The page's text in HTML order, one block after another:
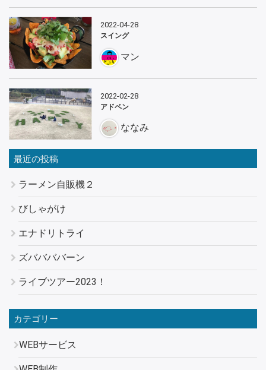
2022-04-28
スイング
マン
2022-02-28
アドベン
ななみ
最近の投稿
ラーメン自販機２
びしゃがけ
エナドリトライ
ズババババーン
ライブツアー2023！
カテゴリー
WEBサービス